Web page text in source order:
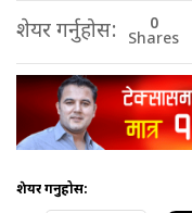
शेयर गर्नुहोस: 0
Shares
शेयर गर्नुहोस: